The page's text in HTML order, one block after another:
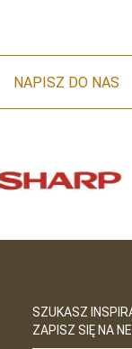
NAPISZ DO NAS
SZUKASZ
ZAPISZ SIĘ NA